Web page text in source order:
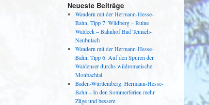
Neueste Beiträge
Wandern mit der Hermann-Hesse-
Bahn, Tipp 7: Wildberg – Ruine
Waldeck – Bahnhof Bad Teinach-
Neubulach
Wandern mit der Hermann-Hesse-
Bahn, Tipp 6. Auf den Spuren der
Waldenser durchs wildromatische
Monbachtal
Baden-Württemberg: Hermann-Hesse-
Bahn – In den Sommerferien mehr
Züge und bessere